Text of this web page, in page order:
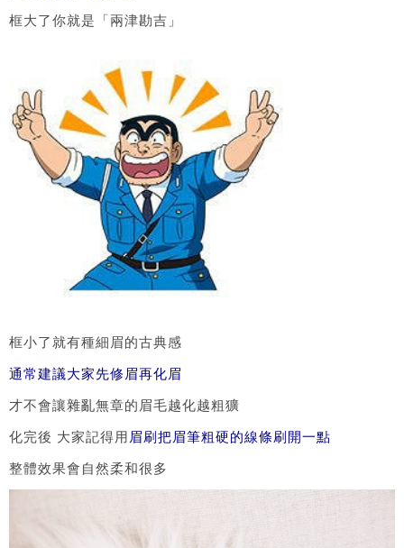
框大了你就是「兩津勘吉」
框小了就有種細眉的古典感
通常建議大家先修眉再化眉
才不會讓雜亂無章的眉毛越化越粗獷
化完後 大家記得用 眉刷把眉筆粗硬的線條刷開一點
整體效果會自然柔和很多